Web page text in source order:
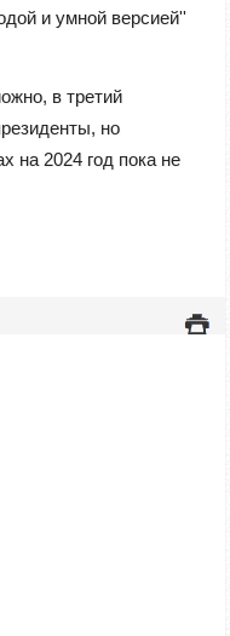
и умной версией''
в третий
но
на 2024 год пока не